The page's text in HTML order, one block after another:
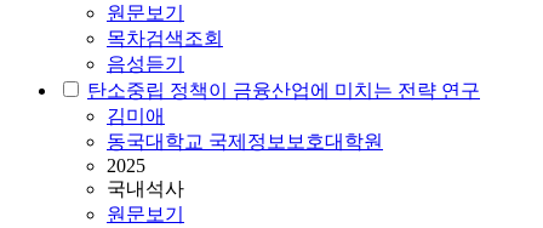
원문보기
목차검색조회
음성듣기
탄소중립 정책이 금융산업에 미치는 전략 연구
김미애
동국대학교 국제정보보호대학원
2025
국내석사
원문보기